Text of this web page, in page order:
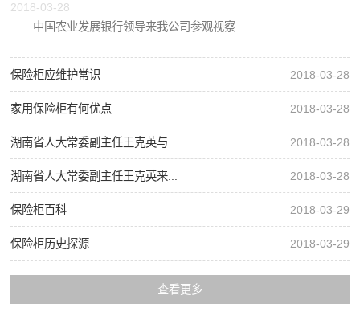
2018-03-28
中国农业发展银行领导来我公司参观视察
保险柜应维护常识 2018-03-28
家用保险柜有何优点 2018-03-28
湖南省人大常委副主任王克英与... 2018-03-28
湖南省人大常委副主任王克英来... 2018-03-28
保险柜百科 2018-03-29
保险柜历史探源 2018-03-29
查看更多